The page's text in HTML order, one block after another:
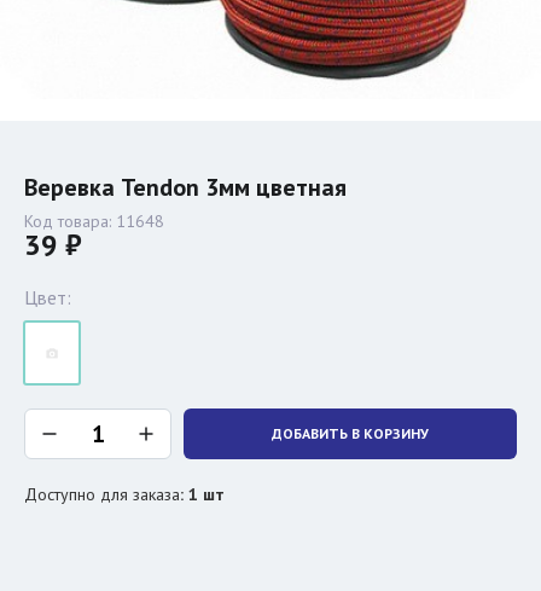
Веревка Tendon 3мм цветная
Код товара: 11648
39 ₽
Цвет:
ДОБАВИТЬ В КОРЗИНУ
Доступно для заказа: 1 шт